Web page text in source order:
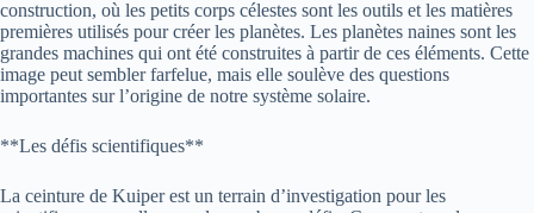
construction, où les petits corps célestes sont les outils et les matières
premières utilisés pour créer les planètes. Les planètes naines sont les
grandes machines qui ont été construites à partir de ces éléments. Cette
image peut sembler farfelue, mais elle soulève des questions
importantes sur l’origine de notre système solaire.
**Les défis scientifiques**
La ceinture de Kuiper est un terrain d’investigation pour les